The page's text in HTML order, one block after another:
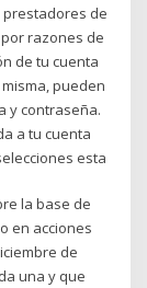
prestadores de
razones de
de tu cuenta
pueden
y contraseña.
a tu cuenta
esta
la base de
en acciones
de
una y que